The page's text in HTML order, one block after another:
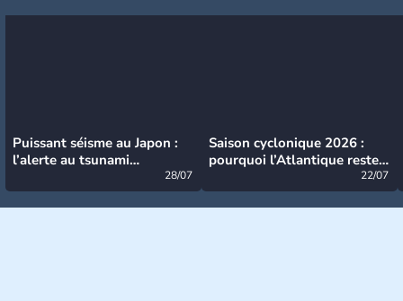
Puissant séisme au Japon :
l’alerte au tsunami
28/07
Saison cyclonique 2026 :
pourquoi l’Atlantique reste
22/07